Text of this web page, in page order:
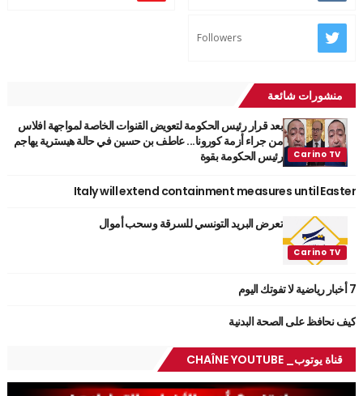
Followers
منشورات شائعة
بعد قرار رئيس الحكومة لتعويض القنوات الخاصة لمواجهة افلاس
من جراء أزمة كورونا... عاطف بن حسين في حالة هيسترية يهاجم
رئيس الحكومة بقوة
Italy will extend containment measures until Easter
تعرض البريد التونسي للسرقة وسحب أموال
7 أخبار رياضية لا تفوتك اليوم
كيف نحافظ على الصحة البدنية
قناة يوتوب_ CHAÎNE YOUTUBE